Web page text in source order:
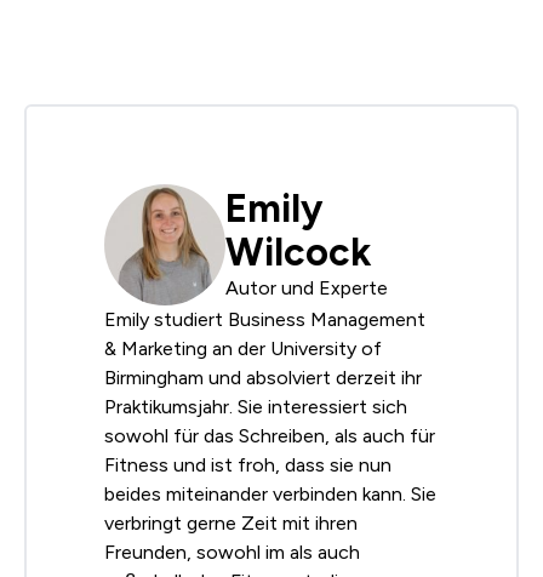
Emily
Wilcock
Autor und Experte
Emily studiert Business Management
& Marketing an der University of
Birmingham und absolviert derzeit ihr
Praktikumsjahr. Sie interessiert sich
sowohl für das Schreiben, als auch für
Fitness und ist froh, dass sie nun
beides miteinander verbinden kann. Sie
verbringt gerne Zeit mit ihren
Freunden, sowohl im als auch